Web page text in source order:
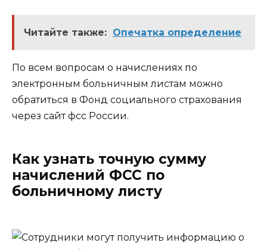
Читайте также: Опечатка определение
По всем вопросам о начислениях по
электронным больничным листам можно
обратиться в Фонд социального страхования
через сайт фсс России.
Как узнать точную сумму
начислений ФСС по
больничному листу